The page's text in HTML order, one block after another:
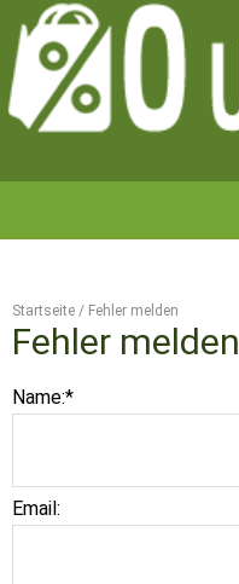
Startseite / Fehler melden
Fehler melden
Name:*
Email: